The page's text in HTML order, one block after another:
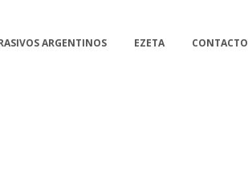
ARGENTINOS EZETA CONTACTO